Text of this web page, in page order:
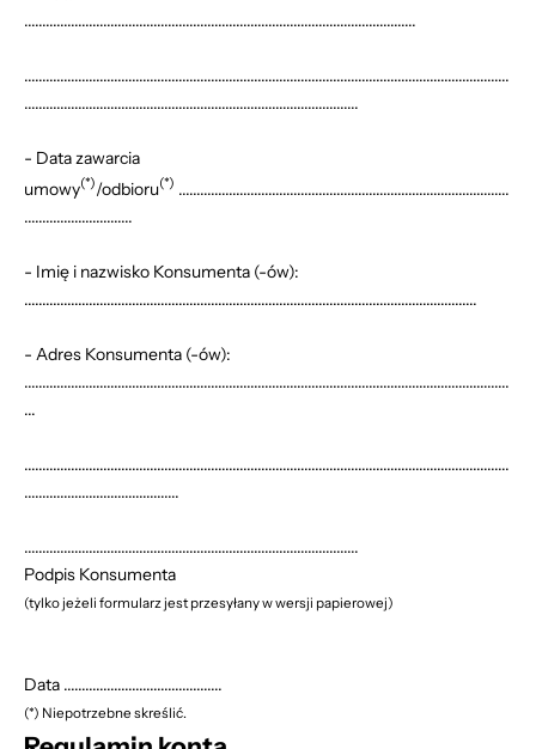
.............................................................................................................
.......................................................................................................................................
.............................................................................................
- Data zawarcia
umowy(*)/odbioru(*) ............................................................................................
..............................
- Imię i nazwisko Konsumenta (-ów):
..............................................................................................................................
- Adres Konsumenta (-ów):
.......................................................................................................................................
...
.......................................................................................................................................
...........................................
.............................................................................................
Podpis Konsumenta
(tylko jeżeli formularz jest przesyłany w wersji papierowej)
Data ............................................
(*) Niepotrzebne skreślić.